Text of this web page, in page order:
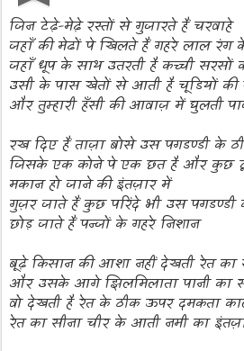
जिन टेढ़े-मेढ़े रस्तों से गुजारते हैं चरवाहे
जहाँ की मेढों पे खिलते हैं गहरे लाल
जहाँ धूप के साथ उतरती है कच्ची सरसों
उसी के पास खेतों से आती है चूडियों
और तुम्हारी हँसी की आवाज़ में घुलती
रख दिए हैं ताज़ा बोसे उस पगडण्डी के
जिसके एक कोने पे एक छत है और कुछ
मकान हो जाने की इंतज़ार में
गुज़र जाते हैं कुछ परिंदे भी उस पगडण्डी
छोड़ जाते हैं पन्जों के गहरे निशान
बूढ़े किसान की आशा नहीं देखती रेत का
और उसके आगे झिलमिलाता पानी का
वो देखती है रेत के ठीक ऊपर दमकता
रेत का सीना चीर के आती नमी का